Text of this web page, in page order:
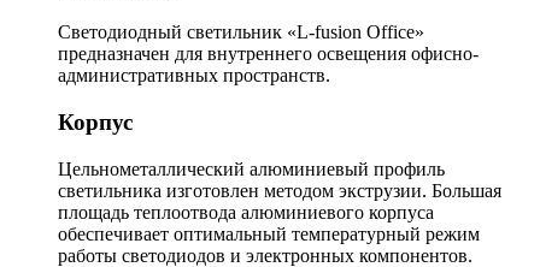
Светодиодный светильник «L-fusion Office»
предназначен для внутреннего освещения офисно-
административных пространств.
Корпус
Цельнометаллический алюминиевый профиль
светильника изготовлен методом экструзии. Большая
площадь теплоотвода алюминиевого корпуса
обеспечивает оптимальный температурный режим
работы светодиодов и электронных компонентов.